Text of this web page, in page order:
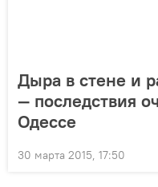
Дыра в стене и
— последствия
Одессе
30 марта 2015, 17:50